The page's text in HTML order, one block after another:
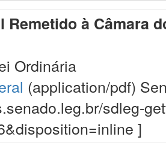
Remetido à Câmara
Ordinária
(application/pdf)
sdleg-
]